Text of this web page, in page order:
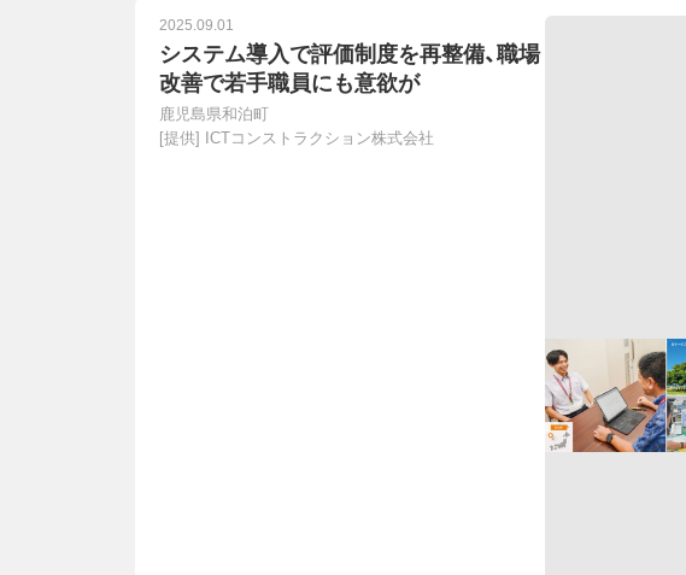
2025.09.01
システム導入で評価制度を再整備、職場
改善で若手職員にも意欲が
鹿児島県和泊町
[提供]
ICTコンストラクション株式会社